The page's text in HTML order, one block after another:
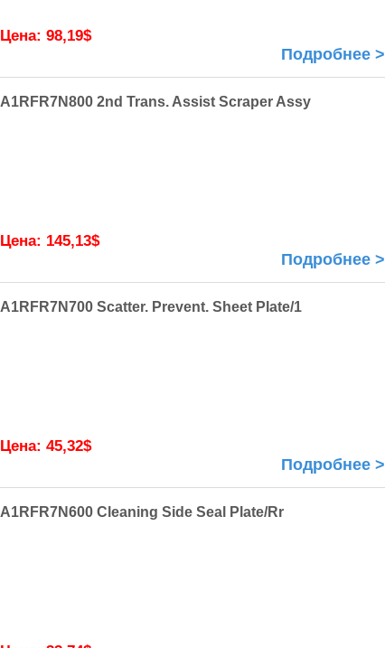
Цена: 98,19$
Подробнее >
A1RFR7N800 2nd Trans. Assist Scraper Assy
Цена: 145,13$
Подробнее >
A1RFR7N700 Scatter. Prevent. Sheet Plate/1
Цена: 45,32$
Подробнее >
A1RFR7N600 Cleaning Side Seal Plate/Rr